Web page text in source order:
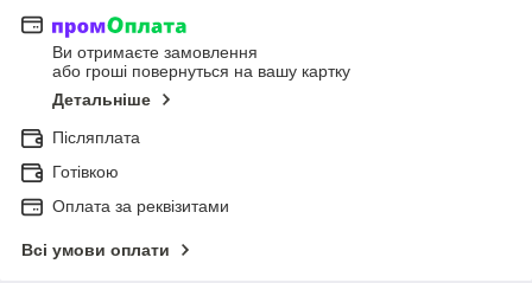
Ви отримаєте замовлення
або гроші повернуться на вашу картку
Детальніше
Післяплата
Готівкою
Оплата за реквізитами
Всі умови оплати